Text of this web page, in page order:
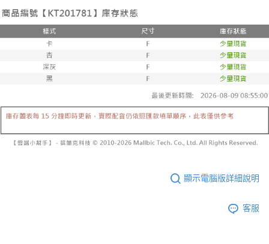
1.本服務係由「台灣大哥大股份有限公司」（以下簡稱本公司）所提供，讓
買賣價金債權讓與本公司後，依約使用本公司帳單繳交帳款。
2.基於同意付款使用「大哥付你分期」之契約關係目的，商店將以您的個人
資料（包含姓名、電話或地址）提供予台灣大哥大進項蒐集、處理及利用，
由本公司與您本人進行分期帳單所需資料之確認、核對及更正。
3.完整用戶服務條款，請詳閱以下連結：
https://oppay.tw/userRule
※ 請注意：結帳手續完成當下不需立刻繳費，但若您需要取消訂單，請聯絡
購買商品的店家。未經商家同意取消之訂單仍視為有效，需透過AFTEE先享
後付繳納相關費用。
※ 交易是否成功請以「AFTEE先享後付 」之結帳頁面顯示為準，若有關於
是否繳費成功／繳費後需取消欲退款等相關疑問，請聯繫「AFTEE先享後付
客戶支援中心」
https://netprotections.freshdesk.com/support/home
易，需依本服務之必要範圍內提供個人資料，並將交易相關給付款項請求債
２．關於個人資料處理事宜，請瀏覽以下網址：
https://aftee.tw/terms/#terms3
已關閉，請勿下單
每筆NT$10,000
已關閉，請勿下單(付取)
每筆NT$10,000
每筆NT$60，滿NT$1,600(含以上)免運費
查看運費
顯示電腦版詳細說明
客服